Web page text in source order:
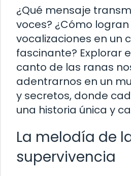
¿Qué mensaje
voces? ¿Cómo
vocalizaciones en un
fascinante? Explorar
canto de las ranas
adentrarnos en un
y secretos, donde
una historia única y
La melodía de
supervivencia